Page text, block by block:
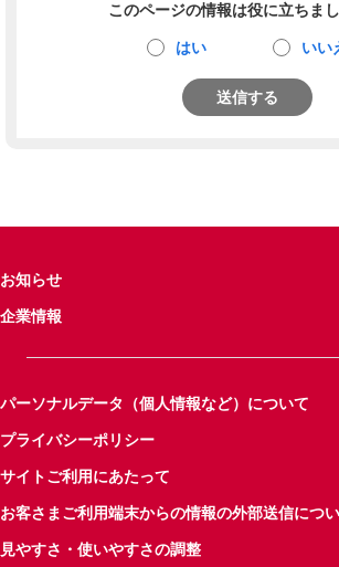
このページの情報は役に立ちま
はい いい
送信する
お知らせ
企業情報
パーソナルデータ（個人情報など）について
プライバシーポリシー
サイトご利用にあたって
お客さまご利用端末からの情報の外部送信につ
見やすさ・使いやすさの調整